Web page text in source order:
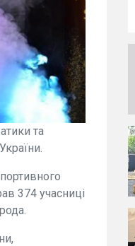
та
374 учасниці